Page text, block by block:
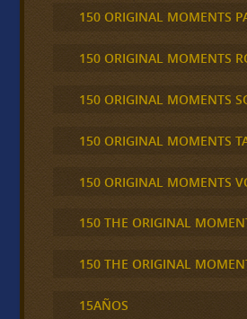
150 ORIGINAL MOMENTS
150 ORIGINAL MOMENTS
150 ORIGINAL MOMENTS
150 ORIGINAL MOMENTS
150 ORIGINAL MOMENTS
150 THE ORIGINAL
150 THE ORIGINAL
15AÑOS